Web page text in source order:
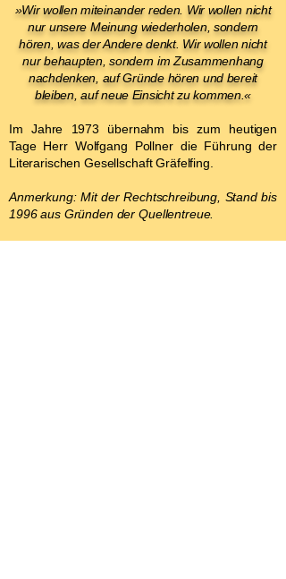
»Wir wollen miteinander reden. Wir wollen nicht
nur unsere Meinung wiederholen, sondern
hören, was der Andere denkt. Wir wollen nicht
nur behaupten, sondern im Zusammenhang
nachdenken, auf Gründe hören und bereit
bleiben, auf neue Einsicht zu kommen.«
Im Jahre 1973 übernahm bis zum heutigen
Tage Herr Wolfgang Pollner die Führung der
Literarischen Gesellschaft Gräfelfing.
Anmerkung: Mit der Rechtschreibung, Stand bis
1996 aus Gründen der Quellentreue.